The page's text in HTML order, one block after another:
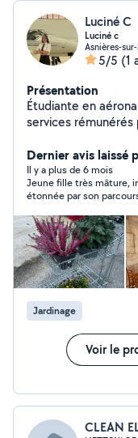
Luciné C
Luciné c
Asnières-
5/5 (1
Présentation
Étudiante en
services
toujours répondre
Dernier avis laissé
Il y a plus de 6 mois
Jeune fille très mâture,
étonnée par son parcours de vie Une fille qui
Jardinage
Voir le
CLEAN